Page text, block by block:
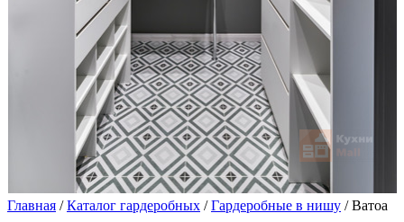
Главная /Каталог гардеробных /Гардеробные в нишу / Ватоа